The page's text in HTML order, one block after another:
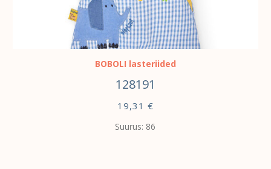
VALI
BOBOLI lasteriided
128191
19,31 €
Suurus: 86